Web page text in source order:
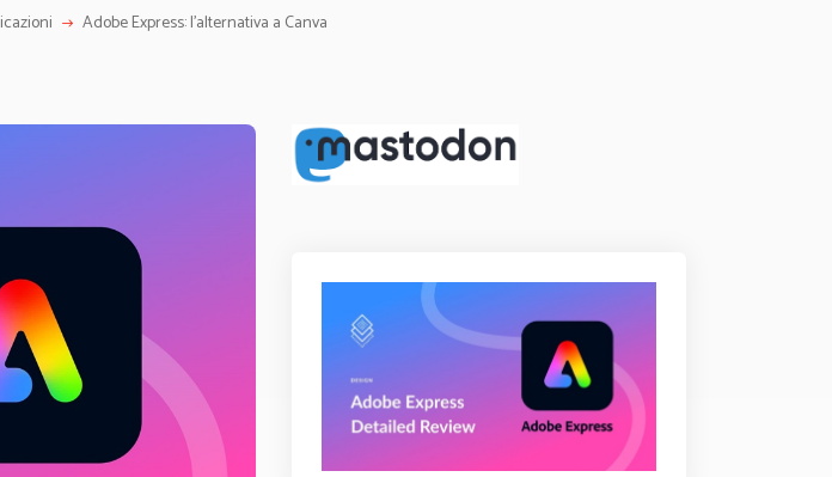
Adobe Express: l’alternativa a Canva